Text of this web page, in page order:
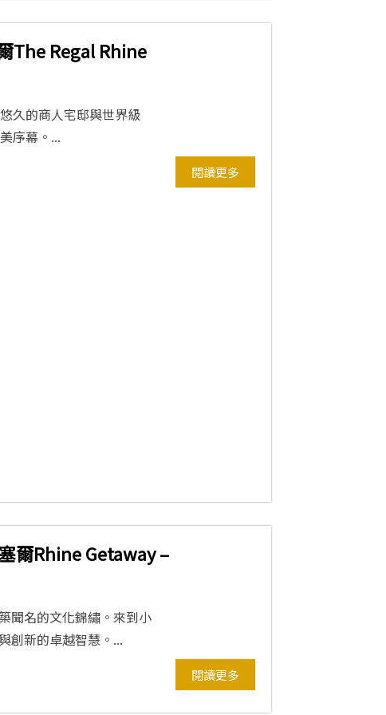
The Regal Rhine
久的商人宅邸與世界級
序幕。...
閱讀更多
爾Rhine Getaway –
聞名的文化錦繡。來到小
創新的卓越智慧。...
閱讀更多